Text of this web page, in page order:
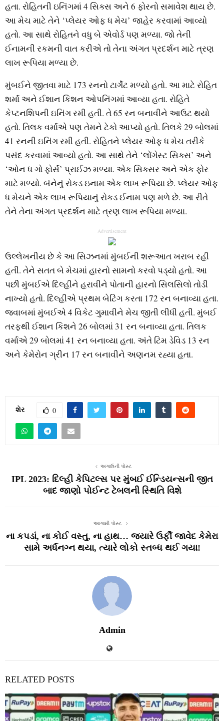
હતા. રોહિતની ઇનિંગમાં 4 સિક્સ અને 6 ફોરનો સમાવેશ થાય છે.
આ મેચ માટે તેને ‘પ્લેયર ઓફ ધ મેચ’ જાહેર કરવામાં આવ્યો
હતો. આ સાથે રોહિતને વધુ બે એવોર્ડ પણ મળ્યા. જો તેની
ઈનામની રકમની વાત કરીએ તો તેના અંગત પ્રદર્શન માટે ત્રણ
લાખ રૂપિયા મળ્યા છે.
મુંબઈને જીતવા માટે 173 રનનો ટાર્ગેટ મળ્યો હતો. આ માટે રોહિત
શર્મા અને ઈશાન કિશન ઓપનિંગમાં આવ્યા હતા. રોહિતે
કેપ્ટનશિપની ઇનિંગ રમી હતી. તે 65 રન બનાવીને આઉટ થયો
હતો. તિલક વર્માએ પણ તેમને ટેકો આપ્યો હતો. તિલકે 29 બોલમાં
41 રનની ઇનિંગ રમી હતી. રોહિતને પ્લેયર ઓફ ધ મેચ તરીકે
પસંદ કરવામાં આવ્યો હતો. આ સાથે તેને ‘લોંગેસ્ટ સિક્સ’ અને
‘ઓન ધ ગો ફોર્સ’ પ્રાઈઝ મળ્યા. એક સિક્સર અને એક ફોર
માટે મળ્યો. બંનેનું રોકડ ઇનામ એક લાખ રૂપિયા છે. પ્લેયર ઓફ
ધ મેચને એક લાખ રૂપિયાનું રોકડ ઈનામ પણ મળે છે. આ રીતે
તેને તેના અંગત પ્રદર્શન માટે ત્રણ લાખ રૂપિયા મળ્યા.
Advertisement
ઉલ્લેખનીય છે કે આ સિઝનમાં મુંબઈની શરૂઆત ખરાબ રહી
હતી. તેને સતત બે મેચમાં હારનો સામનો કરવો પડ્યો હતો. આ
પછી મુંબઈએ દિલ્હીને હરાવીને પોતાની હારનો સિલસિલો તોડી
નાખ્યો હતો. દિલ્હીએ પ્રથમ બેટિંગ કરતા 172 રન બનાવ્યા હતા.
જવાબમાં મુંબઈએ 4 વિકેટ ગુમાવીને મેચ જીતી લીધી હતી. મુંબઈ
તરફથી ઈશાન કિશને 26 બોલમાં 31 રન બનાવ્યા હતા. તિલક
વર્માએ 29 બોલમાં 41 રન બનાવ્યા હતા. અંતે ટિમ ડેવિડ 13 રન
અને કેમેરોન ગ્રીન 17 રન બનાવીને અણનમ રહ્યા હતા.
શેર 0
અગાઉની પોસ્ટ
IPL 2023: દિલ્હી કેપિટલ્સ પર મુંબઈ ઈન્ડિયન્સની જીત
બાદ જાણો પોઈન્ટ ટેબલની સ્થિતિ વિશે
આગામી પોસ્ટ
ના કપડાં, ના કોઈ વસ્તુ, ના હાથ… જ્યારે ઉર્ફી જાવેદ કેમેરા
સામે અર્ધનગ્ન થયા, ત્યારે લોકો સ્તબ્ધ થઈ ગયા!
Admin
RELATED POSTS